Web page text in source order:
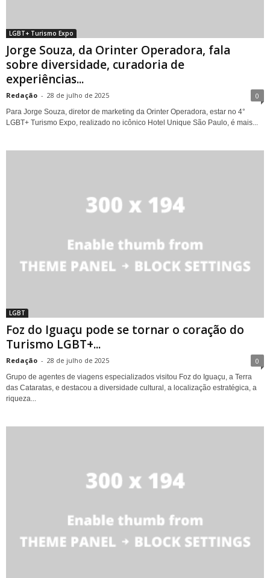
LGBT+ Turismo Expo
Jorge Souza, da Orinter Operadora, fala
sobre diversidade, curadoria de
experiências...
Redação - 28 de julho de 2025 0
Para Jorge Souza, diretor de marketing da Orinter Operadora, estar no 4°
LGBT+ Turismo Expo, realizado no icônico Hotel Unique São Paulo, é mais...
LGBT
Foz do Iguaçu pode se tornar o coração do
Turismo LGBT+...
Redação - 28 de julho de 2025 0
Grupo de agentes de viagens especializados visitou Foz do Iguaçu, a Terra
das Cataratas, e destacou a diversidade cultural, a localização estratégica, a
riqueza...